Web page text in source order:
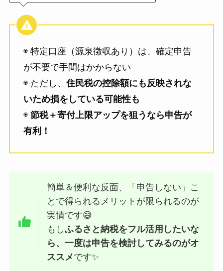
◉ 特定口座（源泉徴収あり）は、確定申告
が不要で手間はかからない
◉ ただし、住民税の控除額にも反映されな
いため損をしている可能性も
◉ 節税＋寄付上限アップを狙うなら申告が
有利！
簡単＆便利な反面、「申告しない」こ
とで得られるメリットが限られるのが
実情です😅
もしふるさと納税をフル活用したいな
ら、一度は申告を検討してみるのがオ
ススメです✨